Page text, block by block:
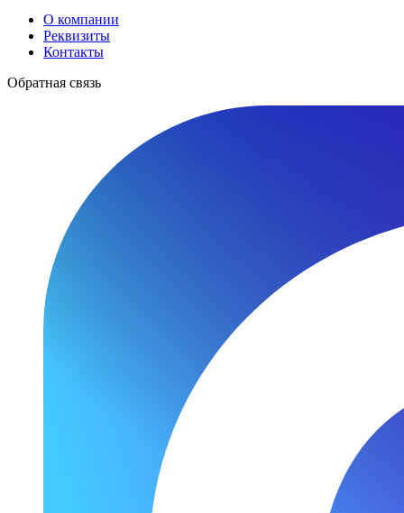
О компании
Реквизиты
Контакты
Обратная связь